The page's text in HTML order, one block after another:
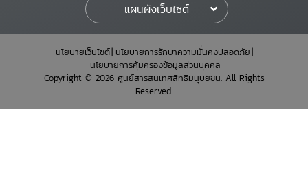
แผนผังเว็บไซต์
นโยบายเว็บไซต์ นโยบายการรักษาความมั่นคงปลอดภัย
นโยบายการคุ้มครองข้อมูลส่วนบุคคล
Copyright © 2026 ศูนย์สารสนเทศสิทธิมนุษยชน. All Rights
Reserved.